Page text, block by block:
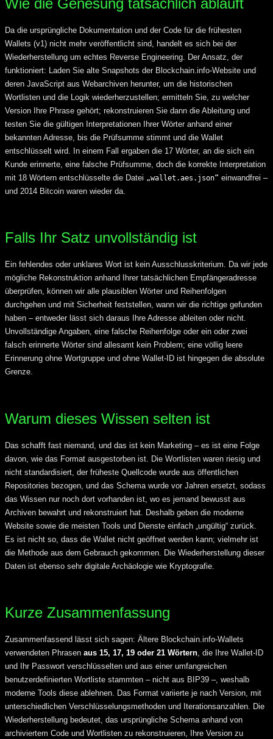
Da die ursprüngliche Dokumentation und der Code für die frühesten
Wallets (v1) nicht mehr veröffentlicht sind, handelt es sich bei der
Wiederherstellung um echtes Reverse Engineering. Der Ansatz, der
funktioniert: Laden Sie alte Snapshots der Blockchain.info-Website und
deren JavaScript aus Webarchiven herunter, um die historischen
Wortlisten und die Logik wiederherzustellen; ermitteln Sie, zu welcher
Version Ihre Phrase gehört; rekonstruieren Sie dann die Ableitung und
testen Sie die gültigen Interpretationen Ihrer Wörter anhand einer
bekannten Adresse, bis die Prüfsumme stimmt und die Wallet
entschlüsselt wird. In einem Fall ergaben die 17 Wörter, an die sich ein
Kunde erinnerte, eine falsche Prüfsumme, doch die korrekte Interpretation
mit 18 Wörtern entschlüsselte die Datei „wallet.aes.json“ einwandfrei –
und 2014 Bitcoin waren wieder da.
Falls Ihr Satz unvollständig ist
Ein fehlendes oder unklares Wort ist kein Ausschlusskriterium. Da wir jede
mögliche Rekonstruktion anhand Ihrer tatsächlichen Empfängeradresse
überprüfen, können wir alle plausiblen Wörter und Reihenfolgen
durchgehen und mit Sicherheit feststellen, wann wir die richtige gefunden
haben – entweder lässt sich daraus Ihre Adresse ableiten oder nicht.
Unvollständige Angaben, eine falsche Reihenfolge oder ein oder zwei
falsch erinnerte Wörter sind allesamt kein Problem; eine völlig leere
Erinnerung ohne Wortgruppe und ohne Wallet-ID ist hingegen die absolute
Grenze.
Warum dieses Wissen selten ist
Das schafft fast niemand, und das ist kein Marketing – es ist eine Folge
davon, wie das Format ausgestorben ist. Die Wortlisten waren riesig und
nicht standardisiert, der früheste Quellcode wurde aus öffentlichen
Repositories bezogen, und das Schema wurde vor Jahren ersetzt, sodass
das Wissen nur noch dort vorhanden ist, wo es jemand bewusst aus
Archiven bewahrt und rekonstruiert hat. Deshalb geben die moderne
Website sowie die meisten Tools und Dienste einfach „ungültig“ zurück.
Es ist nicht so, dass die Wallet nicht geöffnet werden kann; vielmehr ist
die Methode aus dem Gebrauch gekommen. Die Wiederherstellung dieser
Daten ist ebenso sehr digitale Archäologie wie Kryptografie.
Kurze Zusammenfassung
Zusammenfassend lässt sich sagen: Ältere Blockchain.info-Wallets
verwendeten Phrasen aus 15, 17, 19 oder 21 Wörtern, die Ihre Wallet-ID
und Ihr Passwort verschlüsselten und aus einer umfangreichen
benutzerdefinierten Wortliste stammten – nicht aus BIP39 –, weshalb
moderne Tools diese ablehnen. Das Format variierte je nach Version, mit
unterschiedlichen Verschlüsselungsmethoden und Iterationsanzahlen. Die
Wiederherstellung bedeutet, das ursprüngliche Schema anhand von
archiviertem Code und Wortlisten zu rekonstruieren, Ihre Version zu